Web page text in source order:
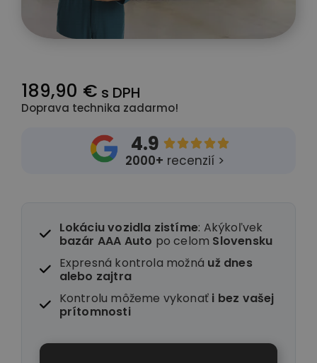
189,90 € s DPH
Doprava technika zadarmo!
4.9 
2000+ recenzií >
Lokáciu vozidla zistíme: Akýkoľvek
bazár AAA Auto po celom Slovensku
Expresná kontrola možná už dnes
alebo zajtra
Kontrolu môžeme vykonať i bez vašej
prítomnosti